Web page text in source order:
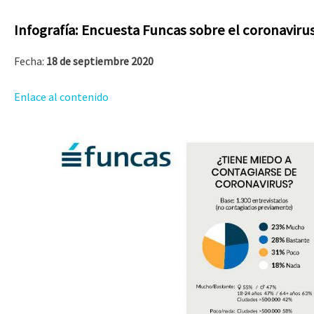
Infografía: Encuesta Funcas sobre el
Fecha: 18 de septiembre 2020
Enlace al contenido